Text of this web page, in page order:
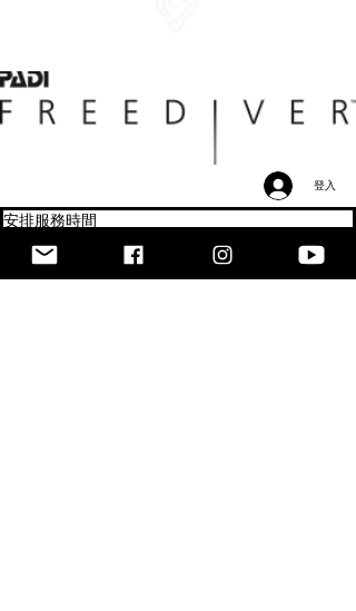
登入
安排服務時間